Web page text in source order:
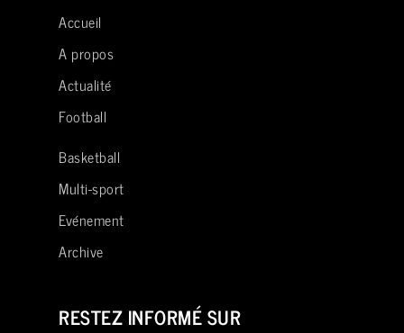
Accueil
A propos
Actualité
Football
Basketball
Multi-sport
Evénement
Archive
RESTEZ INFORMÉ SUR